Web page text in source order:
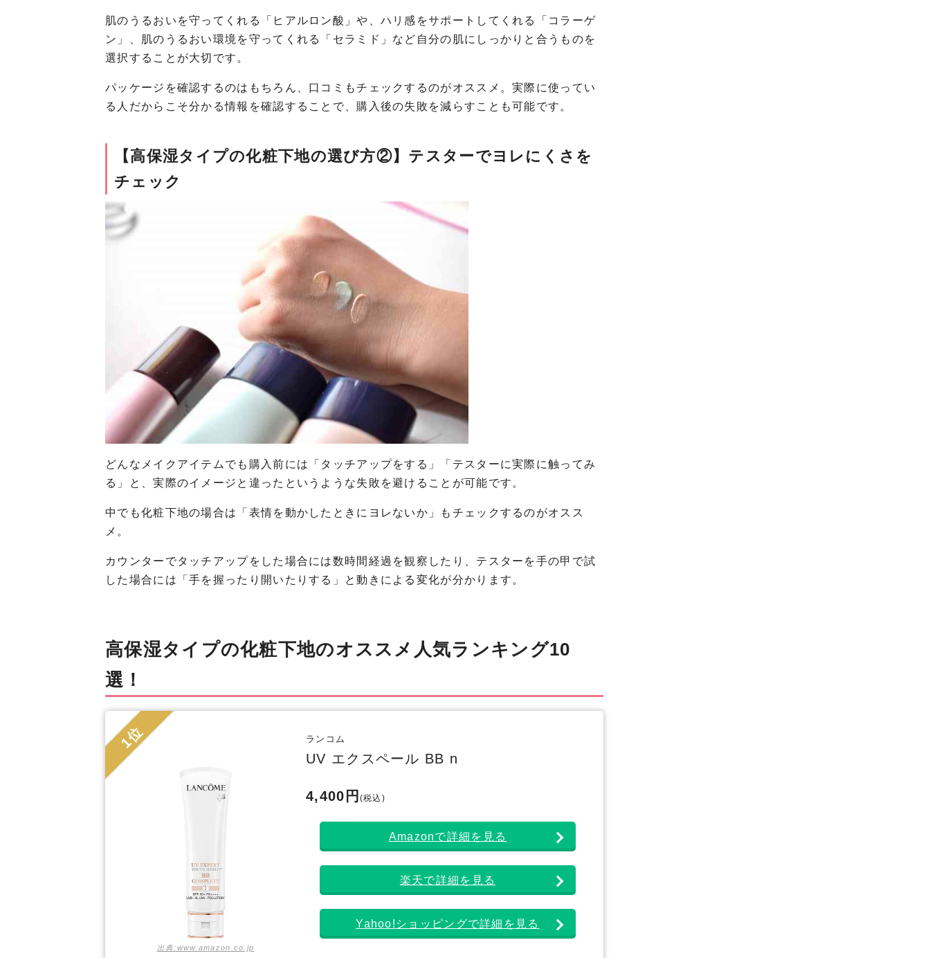
肌のうるおいを守ってくれる「ヒアルロン酸」や、ハリ感をサポートしてくれる「コラーゲ
ン」、肌のうるおい環境を守ってくれる「セラミド」など自分の肌にしっかりと合うものを
選択することが大切です。
パッケージを確認するのはもちろん、口コミもチェックするのがオススメ。実際に使ってい
る人だからこそ分かる情報を確認することで、購入後の失敗を減らすことも可能です。
【高保湿タイプの化粧下地の選び方②】テスターでヨレにくさを
チェック
どんなメイクアイテムでも購入前には「タッチアップをする」「テスターに実際に触ってみ
る」と、実際のイメージと違ったというような失敗を避けることが可能です。
中でも化粧下地の場合は「表情を動かしたときにヨレないか」もチェックするのがオスス
メ。
カウンターでタッチアップをした場合には数時間経過を観察したり、テスターを手の甲で試
した場合には「手を握ったり開いたりする」と動きによる変化が分かります。
高保湿タイプの化粧下地のオススメ人気ランキング10
選！
1位
出典:www.amazon.co.jp
ランコム
UV エクスペール BB n
4,400円 (税込)
Amazonで詳細を見る
楽天で詳細を見る
Yahoo!ショッピングで詳細を見る